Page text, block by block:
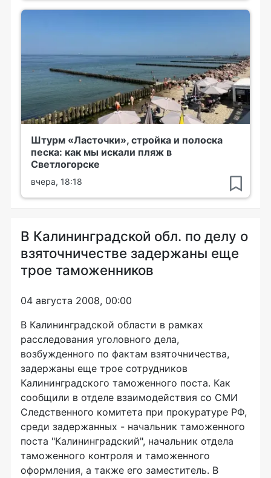
Штурм «Ласточки», стройка и полоска
песка: как мы искали пляж в
Светлогорске
вчера, 18:18
В Калининградской обл. по делу о
взяточничестве задержаны еще
трое таможенников
04 августа 2008, 00:00
В Калининградской области в рамках
расследования уголовного дела,
возбужденного по фактам взяточничества,
задержаны еще трое сотрудников
Калининградского таможенного поста. Как
сообщили в отделе взаимодействия со СМИ
Следственного комитета при прокуратуре РФ,
среди задержанных - начальник таможенного
поста "Калининградский", начальник отдела
таможенного контроля и таможенного
оформления, а также его заместитель. В